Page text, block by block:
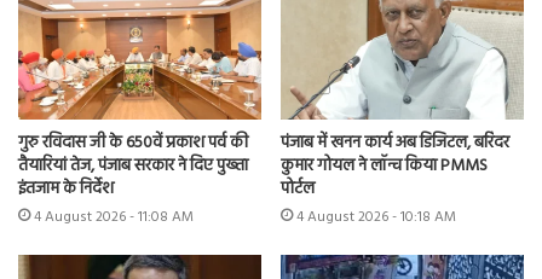
गुरु रविदास जी के 650वें प्रकाश पर्व की
तैयारियां तेज, पंजाब सरकार ने दिए पुख्ता
इंतजाम के निर्देश
4 August 2026 - 11:08 AM
पंजाब में खनन कार्य अब डिजिटल, बरिंदर
कुमार गोयल ने लॉन्च किया PMMS
पोर्टल
4 August 2026 - 10:18 AM